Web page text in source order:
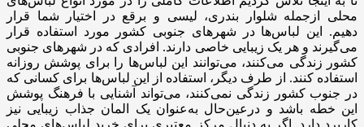
محلی ازجمله شلوار بندری، لیسی و برقع در اختیار شما قرار
دهیم. این لباس‌ها در شهرهای جنوبی کشور مورد استفاده قرار
می‌گیرند و هر یک زیبایی خاصی دارند. افرادی که در شهرهای جنوبی
کشور زندگی می‌کنند، می‌توانند این لباس‌ها را برای پوشش روزانه
استفاده کنند. از طرف دیگر، استفاده از این لباس‌ها برای کسانی که
در جنوب کشور زندگی نمی‌کنند، می‌تواند آشنایی با فرهنگ پوشش
این خطه باشد و درعین‌حال به‌عنوان یک المان جذاب زیبایی نیز
کاربرد دارد. اگر به دنبال مرکز معتبری برای خرید لباس‌های محلی